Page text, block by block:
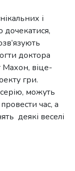
і
доктора
Махон, віце-
гри.
можуть
час, а
деякі веселі